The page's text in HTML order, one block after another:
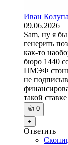
Иван
09.06.2026
Sam, ну я
генерить
как-то
бюро 1440
ПМЭФ стоны
не
такой
👍 0
+
Ответить